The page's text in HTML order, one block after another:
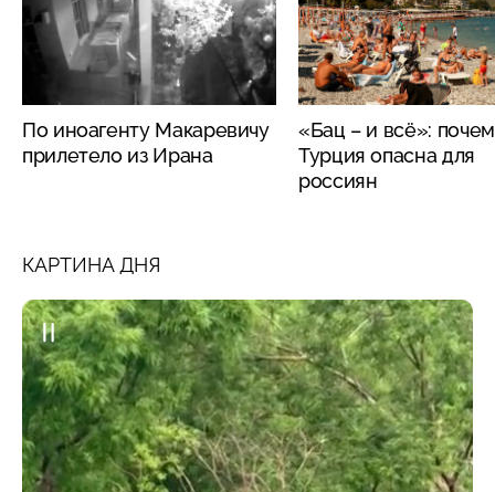
По иноагенту Макаревичу
прилетело из Ирана
«Бац – и всё»:
Турция опасна для
россиян
КАРТИНА ДНЯ